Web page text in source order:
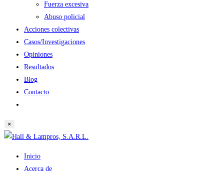
Fuerza excesiva
Abuso policial
Acciones colectivas
Casos/Investigaciones
Opiniones
Resultados
Blog
Contacto
la
web
×
Saltar
contenido
Inicio
Acerca de